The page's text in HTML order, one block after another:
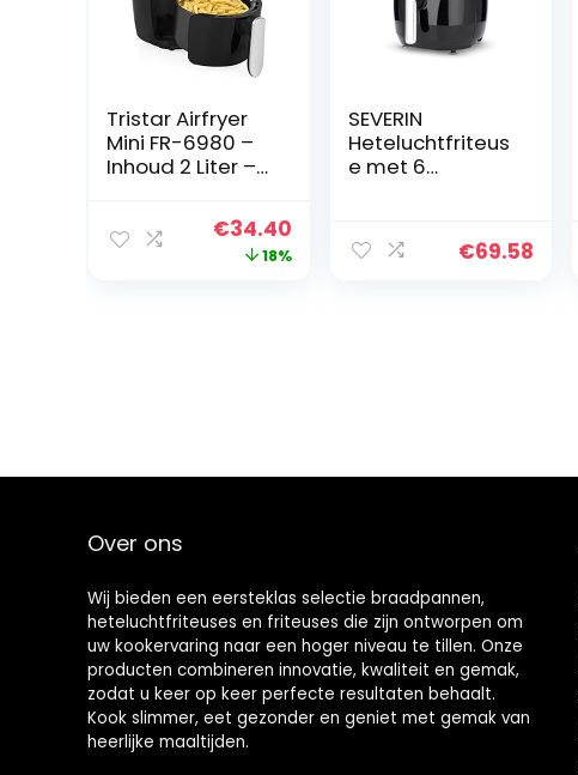
Tristar Airfryer
Mini FR-6980 –
Inhoud 2 Liter –
Extra knapperig
resultaat zonderOorspronkelijke
prijs
€34.40Huidige
prijs
18%
SEVERIN
Heteluchtfriteus
e met 6
airfryer voor
frituren zonder
€69.58
Over ons
Wij bieden een eersteklas selectie braadpannen,
heteluchtfriteuses en friteuses die zijn ontworpen om
uw kookervaring naar een hoger niveau te tillen. Onze
producten combineren innovatie, kwaliteit en gemak,
zodat u keer op keer perfecte resultaten behaalt.
Kook slimmer, eet gezonder en geniet met gemak van
heerlijke maaltijden.